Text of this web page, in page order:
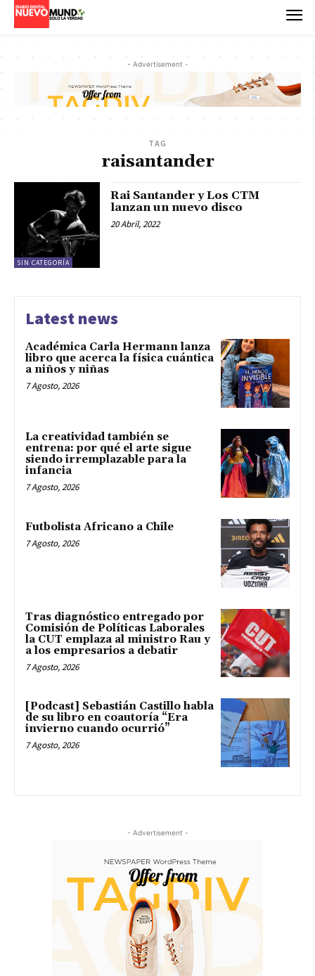
- Advertisement -
TAG
raisantander
SIN CATEGORÍA
Rai Santander y Los CTM
lanzan un nuevo disco
20 Abril, 2022
Latest news
Académica Carla Hermann lanza
libro que acerca la física cuántica
a niños y niñas
7 Agosto, 2026
La creatividad también se
entrena: por qué el arte sigue
siendo irremplazable para la
infancia
7 Agosto, 2026
Futbolista Africano a Chile
7 Agosto, 2026
Tras diagnóstico entregado por
Comisión de Políticas Laborales
la CUT emplaza al ministro Rau y
a los empresarios a debatir
7 Agosto, 2026
[Podcast] Sebastián Castillo habla
de su libro en coautoría “Era
invierno cuando ocurrió”
7 Agosto, 2026
- Advertisement -